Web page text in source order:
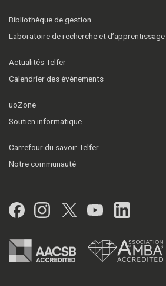
Bibliothèque de gestion
Laboratoire de recherche et
Actualités Telfer
Calendrier des événements
uoZone
Soutien informatique
Carrefour du savoir Telfer
Notre communauté
Facebook
Instagram
Twitter
YouTube